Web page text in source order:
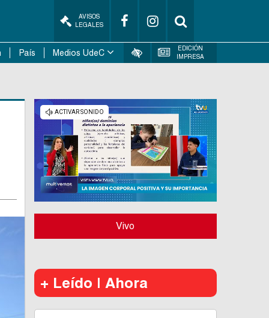
AVISOS
LEGALES
País Medios UdeC
EDICIÓN
IMPRESA
Vivo
+ Leído | Ahora